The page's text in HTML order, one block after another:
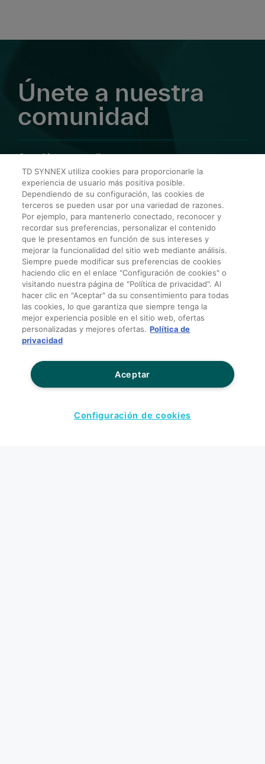
Únete a nuestra
comunidad
Conviértete en cliente
Linkedin
Instagram
Trabaje con nosotros
Facebook
Blog
Twitter
TD SYNNEX utiliza cookies para proporcionarle la
experiencia de usuario más positiva posible.
Dependiendo de su configuración, las cookies de
terceros se pueden usar por una variedad de razones.
Por ejemplo, para mantenerlo conectado, reconocer y
recordar sus preferencias, personalizar el contenido
que le presentamos en función de sus intereses y
mejorar la funcionalidad del sitio web mediante análisis.
Siempre puede modificar sus preferencias de cookies
haciendo clic en el enlace "Configuración de cookies" o
visitando nuestra página de "Política de privacidad". Al
hacer clic en "Aceptar" da su consentimiento para todas
las cookies, lo que garantiza que siempre tenga la
mejor experiencia posible en el sitio web, ofertas
personalizadas y mejores ofertas. Política de
privacidad
Aceptar
Configuración de cookies